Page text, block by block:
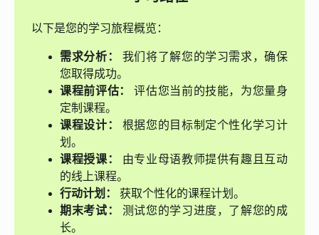
以下是您的学习旅程概览：
需求分析：
我们将了解您的学习需求，确保
您取得成功。
课程前评估：
评估您当前的技能，为您量身
定制课程。
课程设计：
根据您的目标制定个性化学习计
划。
课程授课：
由专业母语教师提供有趣且互动
的线上课程。
行动计划：
获取个性化的课程计划。
期末考试：
测试您的学习进度，了解您的成
长。